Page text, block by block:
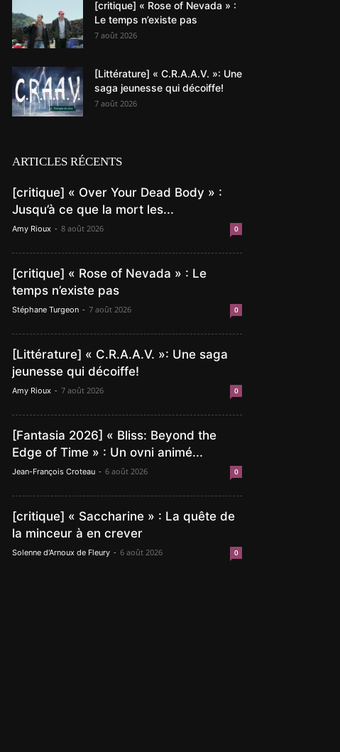
[critique] « Rose of Nevada » :
Le temps n’existe pas
7 août 2026
[Littérature] « C.R.A.A.V. »: Une
saga jeunesse qui décoiffe!
7 août 2026
ARTICLES RÉCENTS
[critique] « Over Your Dead Body » :
Jusqu’à ce que la mort les...
Amy Rioux - 8 août 2026 0
[critique] « Rose of Nevada » : Le
temps n’existe pas
Stéphane Turgeon - 7 août 2026 0
[Littérature] « C.R.A.A.V. »: Une saga
jeunesse qui décoiffe!
Amy Rioux - 7 août 2026 0
[Fantasia 2026] « Bliss: Beyond the
Edge of Time » : Un ovni animé...
Jean-François Croteau - 6 août 2026 0
[critique] « Saccharine » : La quête de
la minceur à en crever
Solenne d'Arnoux de Fleury - 6 août 2026 0